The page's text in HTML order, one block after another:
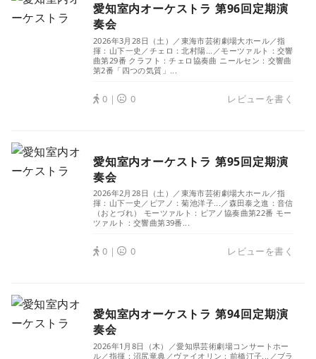
愛知室内オーケストラ 第96回定期演
奏会
2026年3月28日（土）／東海市芸術劇場大ホール／指
揮：山下一史／チェロ：北村陽...／モーツァルト：交響
曲第29番 クラフト：チェロ協奏曲 ニールセン：交響曲
第2番「四つの気質」...
0｜ 0 レビューを書く
愛知室内オーケストラ 第95回定期演
奏会
2026年2月28日（土）／東海市芸術劇場大ホール／指
揮：山下一史／ピアノ：菊池洋子...／森田泰之進：音信
（おとづれ） モーツァルト：ピアノ協奏曲第22番 モー
ツァルト：交響曲第39番...
0｜ 0 レビューを書く
愛知室内オーケストラ 第94回定期演
奏会
2026年1月8日（木）／愛知県芸術劇場コンサートホー
ル／指揮：沼尻竜典／ヴァイオリン：前橋汀子...／ブラ